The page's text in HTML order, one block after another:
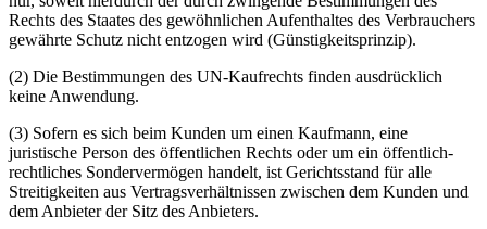
Rechts des Staates des gewöhnlichen Aufenthaltes des Verbrauchers
gewährte Schutz nicht entzogen wird (Günstigkeitsprinzip).
(2) Die Bestimmungen des UN-Kaufrechts finden ausdrücklich
keine Anwendung.
(3) Sofern es sich beim Kunden um einen Kaufmann, eine
juristische Person des öffentlichen Rechts oder um ein öffentlich-
rechtliches Sondervermögen handelt, ist Gerichtsstand für alle
Streitigkeiten aus Vertragsverhältnissen zwischen dem Kunden und
dem Anbieter der Sitz des Anbieters.